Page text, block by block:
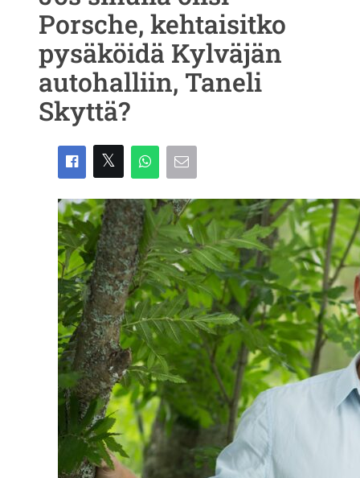
Porsche, kehtaisitko
pysäköidä Kylväjän
autohalliin, Taneli
Skyttä?